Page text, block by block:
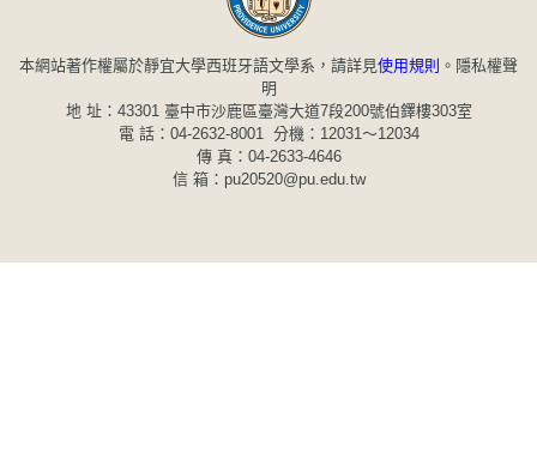
本網站著作權屬於靜宜大學西班牙語文學系，請詳見使用規則 。 隱私權聲
明
地 址：43301 臺中市沙鹿區臺灣大道7段200號伯鐸樓303室
電 話：04-2632-8001 分機：12031～12034
傳 真：04-2633-4646
信 箱：pu20520@pu.edu.tw